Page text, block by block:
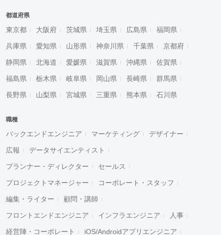
都道府県
東京都 大阪府 茨城県 埼玉県 広島県 福岡県
兵庫県 愛知県 山形県 神奈川県 千葉県 京都府
静岡県 北海道 愛媛県 滋賀県 沖縄県 佐賀県
福島県 栃木県 岐阜県 岡山県 長崎県 群馬県
長野県 山梨県 宮城県 三重県 熊本県 石川県
職種
バックエンドエンジニア マーケティング デザイナー
広報 データサイエンティスト
プランナー・ディレクター セールス
プロジェクトマネージャー コーポレート・スタッフ
編集・ライター 顧問・講師
フロントエンドエンジニア インフラエンジニア 人事
経営陣・コーポレート iOS/Androidアプリエンジニア